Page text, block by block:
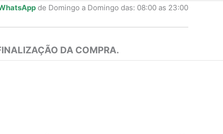
de Domingo a Domingo das: 08:00 as 23:00
DA COMPRA.